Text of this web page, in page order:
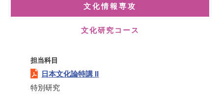
文化情報専攻
文化研究コース
担当科目
日本文化論特講 II
特別研究